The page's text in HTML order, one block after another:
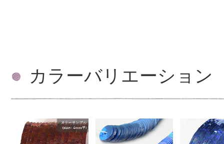
カラーバリエーション